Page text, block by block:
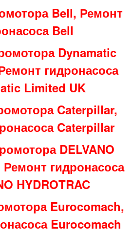
Bell, Ремонт
Bell
Dynamatic
гидронасоса
Limited UK
Caterpillar,
Caterpillar
DELVANO
Ремонт гидронасоса
HYDROTRAC
Eurocomach,
Eurocomach